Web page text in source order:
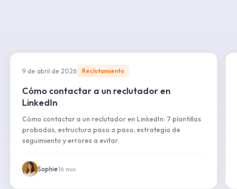
9 de abril de 2026 Reclutamiento
Cómo contactar a un reclutador en
LinkedIn
Cómo contactar a un reclutador en LinkedIn: 7 plantillas
probadas, estructura paso a paso, estrategia de
seguimiento y errores a evitar.
Sophie·16 min